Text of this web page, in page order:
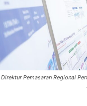
Direktur Pemasaran Regional